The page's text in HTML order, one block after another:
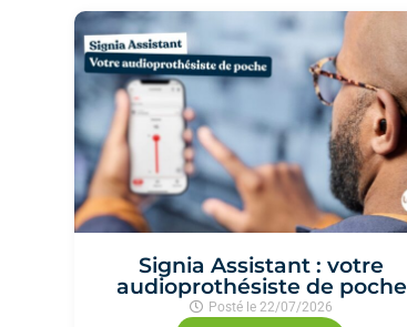
Signia Assistant : votre
audioprothésiste de poche
Posté le22/07/2026